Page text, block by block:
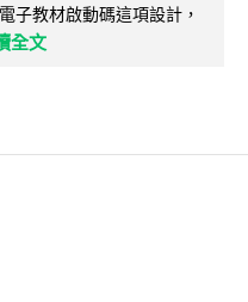
子教材啟動碼這項設計，
全文